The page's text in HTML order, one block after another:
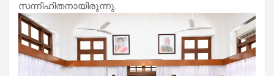
സന്നിഹിതനായിരുന്നു.